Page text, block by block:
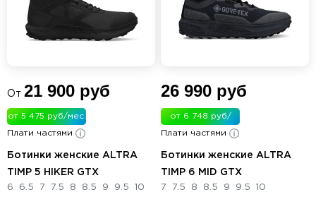
От 21 900 руб
от 5 475 руб/мес.
Плати частями
Ботинки женские ALTRA
TIMP 5 HIKER GTX
6 6.5 7 7.5 8 8.5 9 9.5
10
26 990 руб
от 6 748 руб/
мес.
Плати частями
Ботинки женские ALTRA
TIMP 6 MID GTX
7 7.5 8 8.5 9 9.5 10